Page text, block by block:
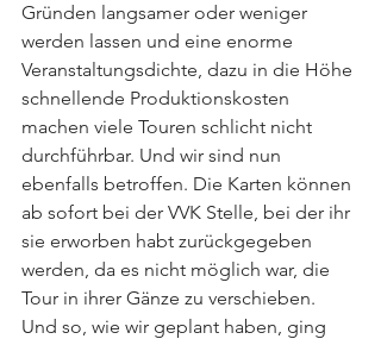
Gründen langsamer oder weniger
werden lassen und eine enorme
Veranstaltungsdichte, dazu in die Höhe
schnellende Produktionskosten
machen viele Touren schlicht nicht
durchführbar. Und wir sind nun
ebenfalls betroffen. Die Karten können
ab sofort bei der VVK Stelle, bei der ihr
sie erworben habt zurückgegeben
werden, da es nicht möglich war, die
Tour in ihrer Gänze zu verschieben.
Und so, wie wir geplant haben, ging